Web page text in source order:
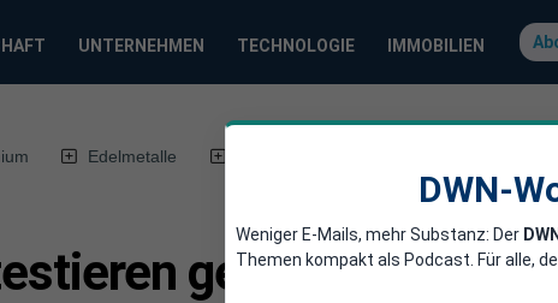
UNTERNEHMEN TECHNOLOGIE IMMOBILIEN
Edelmetalle
gegen Agrar-
DWN-
Weniger E-Mails, mehr Substanz: Der
Themen kompakt als Podcast. Für alle,